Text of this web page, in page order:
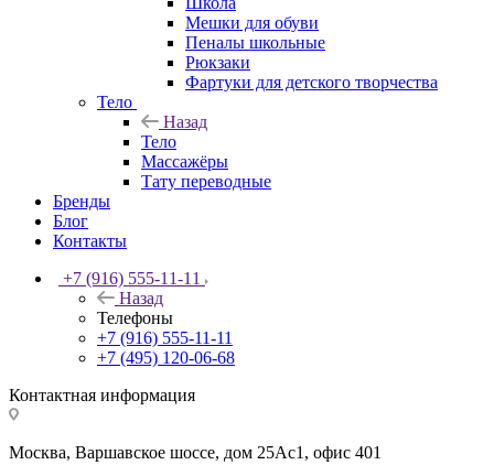
Мешки для обуви
Пеналы школьные
Рюкзаки
Фартуки для детского творчества
Тело
Назад
Тело
Массажёры
Тату переводные
Бренды
Блог
Контакты
+7 (916) 555-11-11
Назад
Телефоны
+7 (916) 555-11-11
+7 (495) 120-06-68
Контактная информация
Москва, Варшавское шоссе, дом 25Аc1, офис 401